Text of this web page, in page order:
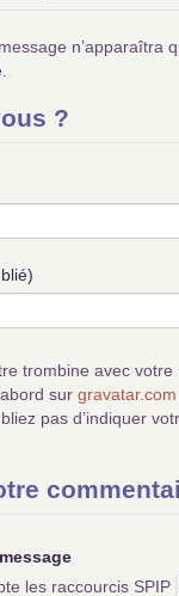
n’apparaîtra
?
trombine avec votre
sur gravatar.com
pas d’indiquer
les raccourcis SPIP